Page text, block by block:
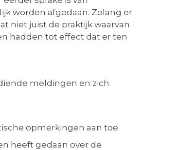
worden afgedaan. Zolang er
niet juist de praktijk waarvan
hadden tot effect dat er ten
meldingen en zich
opmerkingen aan toe.
heeft gedaan over de